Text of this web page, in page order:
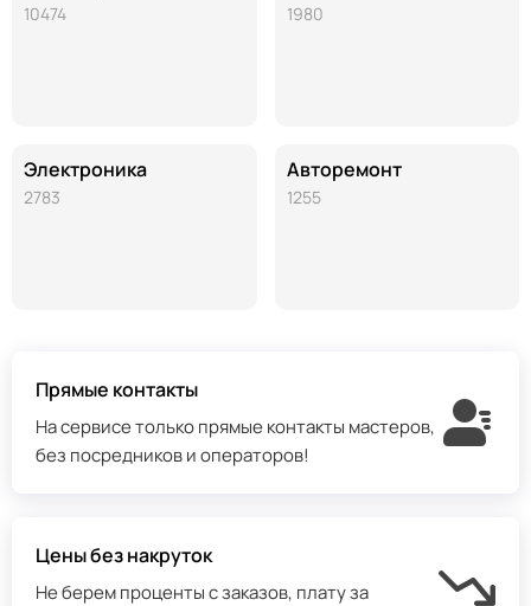
10474
Электроника
2783
1980
Авторемонт
1255
Прямые контакты
На сервисе только прямые контакты мастеров,
без посредников и операторов!
Цены без накруток
Не берем проценты с заказов, плату за